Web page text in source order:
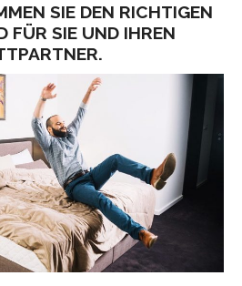
SIE DEN RICHTIGEN
FÜR SIE UND IHREN